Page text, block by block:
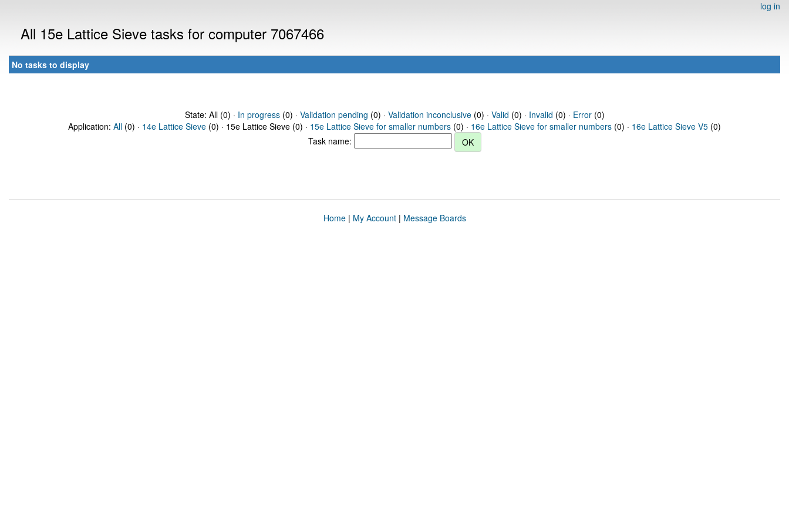
log in
All 15e Lattice Sieve tasks for computer 7067466
No tasks to display
State: All (0) · In progress(0) · Validation pending (0) · Validation inconclusive(0) · Valid (0) · Invalid (0) · Error(0)
Application: All (0) · 14e Lattice Sieve (0) · 15e Lattice Sieve (0) · 15e Lattice Sieve for smaller numbers (0) · 16e Lattice Sieve for smaller numbers (0) · 16e Lattice Sieve V5 (0)
Task name:
Home| My Account| Message Boards